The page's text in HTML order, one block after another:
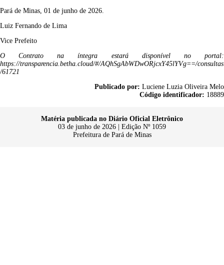
Pará de Minas, 01 de junho de 2026.
Luiz Fernando de Lima
Vice Prefeito
O Contrato na íntegra estará disponível no portal:
https://transparencia.betha.cloud/#/AQhSgAbWDwORjcxY45lYVg==/consultas
/61721
Publicado por: Luciene Luzia Oliveira Melo
Código identificador: 18889
Matéria publicada no Diário Oficial Eletrônico
03 de junho de 2026 | Edição Nº 1059
Prefeitura de Pará de Minas